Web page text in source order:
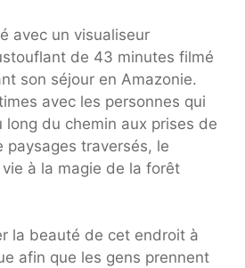
avec un visualiseur
de 43 minutes filmé
son séjour en Amazonie.
avec les personnes qui
du chemin aux prises de
paysages traversés, le
à la magie de la forêt
la beauté de cet endroit à
afin que les gens prennent